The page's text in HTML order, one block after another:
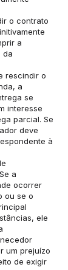
o contrato
a
da
rescindir o
a
se
interesse
parcial. Se
deve
à
a
ocorrer
ou se o
ele
um prejuízo
de exigir